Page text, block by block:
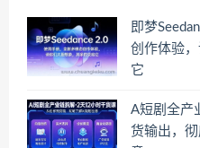
即梦
创作体验
它
A短剧全产
货输出，